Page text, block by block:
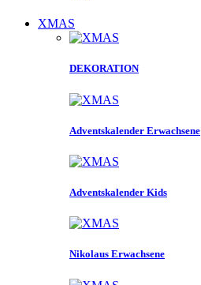
XMAS
DEKORATION
Adventskalender Erwachsene
Adventskalender Kids
Nikolaus Erwachsene